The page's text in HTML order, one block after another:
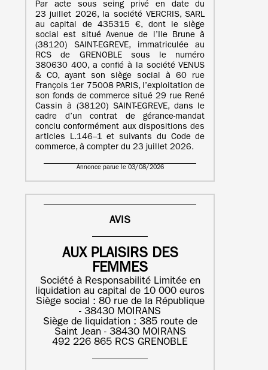
Par acte sous seing privé en date du
23 juillet 2026, la société VERCRIS, SARL
au capital de 435315 €, dont le siège
social est situé Avenue de l’Ile Brune à
(38120) SAINT-EGREVE, immatriculée au
RCS de GRENOBLE sous le numéro
380630 400, a confié à la société VENUS
& CO, ayant son siège social à 60 rue
François 1er 75008 PARIS, l’exploitation de
son fonds de commerce situé 29 rue René
Cassin à (38120) SAINT-EGREVE, dans le
cadre d’un contrat de gérance-mandat
conclu conformément aux dispositions des
articles L.146–1 et suivants du Code de
commerce, à compter du 23 juillet 2026.
Annonce parue le 03/08/2026
AVIS
AUX PLAISIRS DES
FEMMES
Société à Responsabilité Limitée en
liquidation au capital de 10 000 euros
Siège social : 80 rue de la République
- 38430 MOIRANS
Siège de liquidation : 385 route de
Saint Jean - 38430 MOIRANS
492 226 865 RCS GRENOBLE